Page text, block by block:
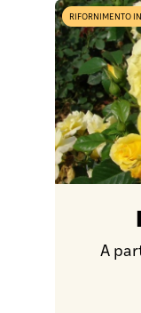
RIFORNIMENTO
A